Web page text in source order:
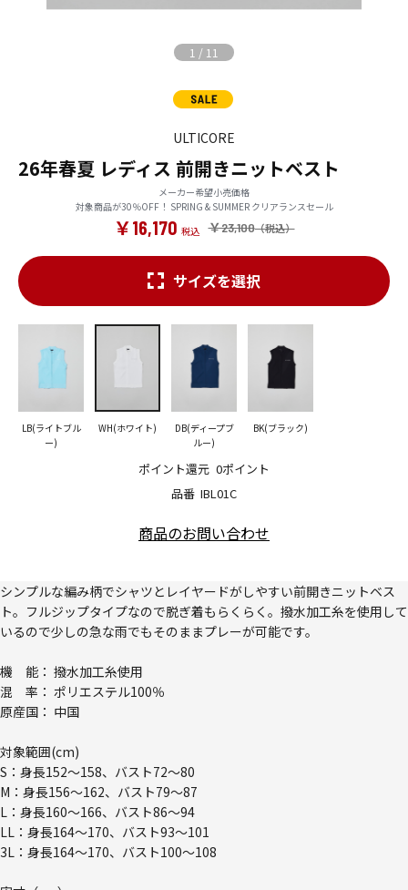
1 / 11
ULTICORE
26年春夏 レディス 前開きニットベスト
メーカー希望小売価格
対象商品が30％OFF！ SPRING & SUMMER クリアランスセール
￥23,100
￥16,170
品番 IBL01C
ポイント還元 0ポイント
サイズを選択
LB(ライトブル
ー)
WH(ホワイト)
DB(ディープブ
ルー)
BK(ブラック)
商品のお問い合わせ
シンプルな編み柄でシャツとレイヤードがしやすい前開きニットベス
ト。フルジップタイプなので脱ぎ着もらくらく。撥水加工糸を使用して
いるので少しの急な雨でもそのままプレーが可能です。
機 能： 撥水加工糸使用
混 率： ポリエステル100％
原産国： 中国
対象範囲(cm)
S：身長152～158、バスト72～80
M：身長156～162、バスト79～87
L：身長160～166、バスト86～94
LL：身長164～170、バスト93～101
3L：身長164～170、バスト100～108